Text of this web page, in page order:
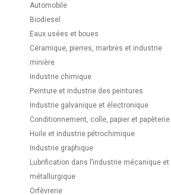
Automobile
Biodiesel
Eaux usées et boues
Céramique, pierres, marbres et industrie
minière
Industrie chimique
Peinture et industrie des peintures
Industrie galvanique et électronique
Conditionnement, colle, papier et papèterie
Huile et industrie pétrochimique
Industrie graphique
Lubrification dans l’industrie mécanique et
métallurgique
Orfèvrerie